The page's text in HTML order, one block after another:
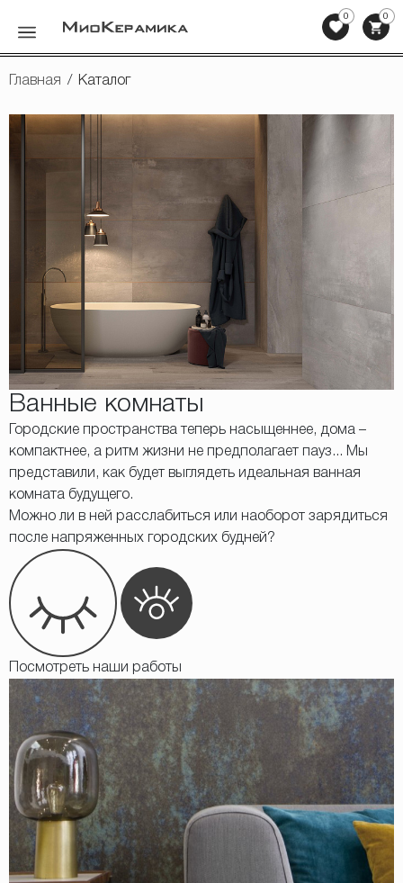
Керамическая плитка
Напольная плитка
Сопутствующие товары
Мебель для ванных комнат
Сантехника
0 0
Главная / Каталог
Ванные комнаты
Городские пространства теперь насыщеннее, дома –
компактнее, а ритм жизни не предполагает пауз... Мы
представили, как будет выглядеть идеальная ванная
комната будущего.
Можно ли в ней расслабиться или наоборот зарядиться
после напряженных городских будней?
Посмотреть наши работы